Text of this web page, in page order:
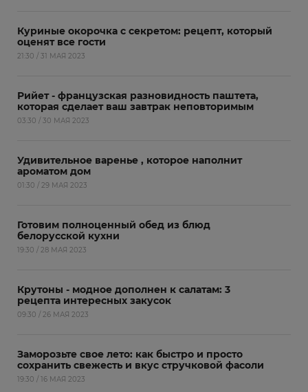
Куриные окорочка с секретом: рецепт, который
оценят все гости
21:30 / 31 МАЯ 2023
Рийет - французская разновидность паштета,
которая сделает ваш завтрак неповторимым
03:30 / 30 МАЯ 2023
Удивительное варенье , которое наполнит
ароматом дом
01:30 / 29 МАЯ 2023
Готовим полноценный обед из блюд
белорусской кухни
19:30 / 28 МАЯ 2023
Крутоны - модное дополнен к салатам: 3
рецепта интересных закусок
09:30 / 26 МАЯ 2023
Заморозьте свое лето: как быстро и просто
сохранить свежесть и вкус стручковой фасоли
19:30 / 16 МАЯ 2023